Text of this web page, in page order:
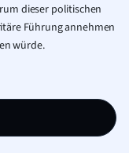
dieser politischen
Führung annehmen
würde.